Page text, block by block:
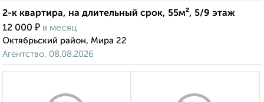
2-к квартира, на длительный срок, 55м², 5/9 этаж
12 000 ₽ в месяц
Октябрьский район, Мира 22
Агентство, 08.08.2026